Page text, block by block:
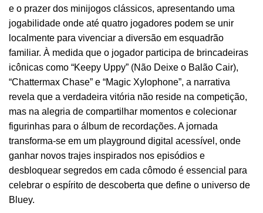
e o prazer dos minijogos clássicos, apresentando uma
jogabilidade onde até quatro jogadores podem se unir
localmente para vivenciar a diversão em esquadrão
familiar. À medida que o jogador participa de brincadeiras
icônicas como “Keepy Uppy” (Não Deixe o Balão Cair),
“Chattermax Chase” e “Magic Xylophone”, a narrativa
revela que a verdadeira vitória não reside na competição,
mas na alegria de compartilhar momentos e colecionar
figurinhas para o álbum de recordações. A jornada
transforma-se em um playground digital acessível, onde
ganhar novos trajes inspirados nos episódios e
desbloquear segredos em cada cômodo é essencial para
celebrar o espírito de descoberta que define o universo de
Bluey.